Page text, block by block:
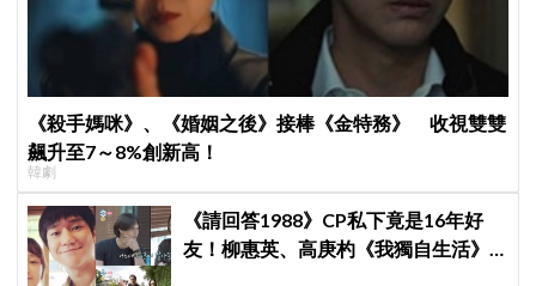
《殺手媽咪》、《婚姻之後》接棒《金特務》 收視雙雙
飆升至7～8%創新高！
韓劇
《請回答1988》CP私下竟是16年好
友！柳惠英、高庚杓《我獨自生活》